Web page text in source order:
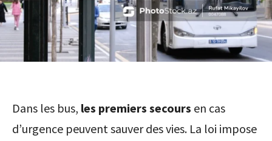
Dans les bus, les premiers secours en cas
d’urgence peuvent sauver des vies. La loi impose